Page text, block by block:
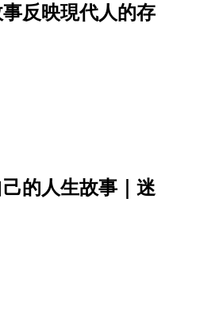
反映現代人的存
的人生故事｜迷